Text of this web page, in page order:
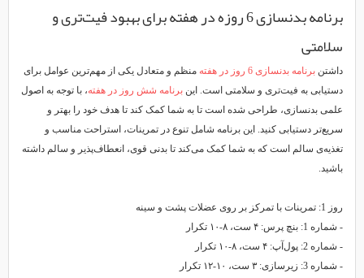
برنامه بدنسازی 6 روزه در هفته برای بهبود فیت‌تری و
سلامتی
داشتن برنامه بدنسازی 6 روز در هفته
منظم و متعادل یکی از مهم‌ترین عوامل برای
دستیابی به فیت‌تری و سلامتی است. این برنامه‌ شش روز در هفته، با توجه به اصول
علمی بدنسازی، طراحی شده است تا به شما کمک کند تا هدف خود را بهتر و
سریع‌تر دستیابی کنید. این برنامه شامل تنوع در تمرینات، استراحت مناسب و
تغذیه‌ی سالم است که به شما کمک می‌کند تا بدنی قوی، انعطاف‌پذیر و سالم داشته
باشید.
روز 1: تمرینات با تمرکز بر روی عضلات پشت و سینه
- شماره 1: بنچ پرس: ۴ ست، ۸-۱۰ تکرار
- شماره 2: پول‌آپ: ۴ ست، ۸-۱۰ تکرار
- شماره 3: زیرسازی: ۳ ست، ۱۰-۱۲ تکرار